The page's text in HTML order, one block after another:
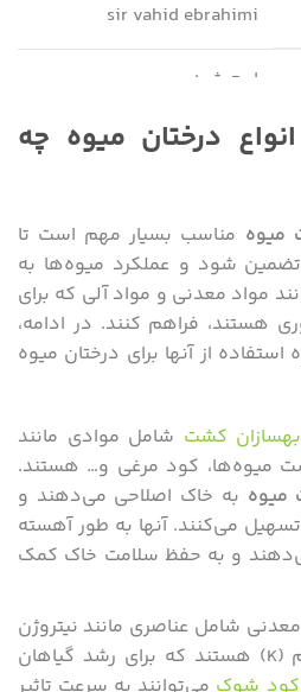
sir vahid ebrahimi
اوج شید
۱۷۶۲ درختان میوه چه
میوه مناسب بسیار مهم است تا
شود و عملکرد میوه‌ها به
مواد معدنی و مواد آلی که برای
هستند، فراهم کنند. در ادامه،
از آنها برای درختان میوه
بهسازان کشت شامل موادی مانند
میوه‌ها، کود مرغی و… هستند.
میوه به خاک اصلاحی می‌دهند و
می‌کنند. آنها به طور آهسته
می‌دهند و به حفظ سلامت خاک کمک
شامل عناصری مانند نیتروژن
(N)، فسفر (P) و پتاسیم (K) هستند که برای رشد گیاهان